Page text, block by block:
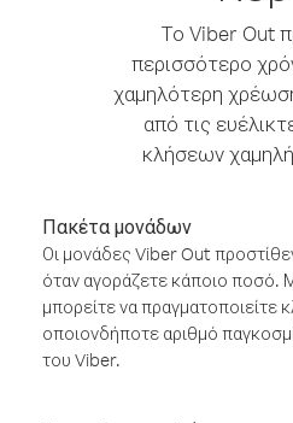
Το Viber Out
περισσότερο
χαμηλότερη
από τις
κλήσεων
Πακέτα μονάδων
Οι μονάδες Viber Out
όταν αγοράζετε κάποιο ποσό.
μπορείτε να πραγματοποιείτε
οποιονδήποτε αριθμό
του Viber.